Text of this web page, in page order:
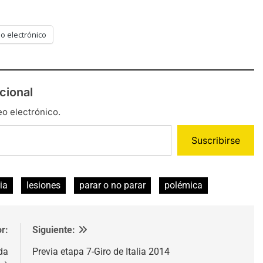
electrónico
electrónico.
Suscribirse
lesiones parar o no parar polémica
Siguiente:
Previa etapa 7-Giro de Italia 2014